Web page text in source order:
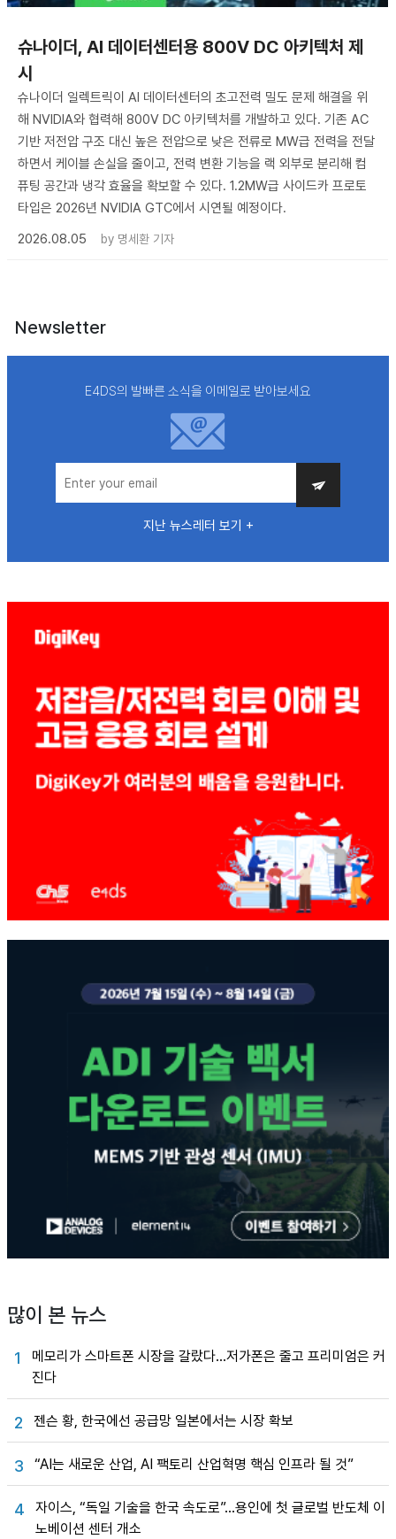
슈나이더, AI 데이터센터용 800V DC 아키텍처 제
시
슈나이더 일렉트릭이 AI 데이터센터의 초고전력 밀도 문제 해결을 위
해 NVIDIA와 협력해 800V DC 아키텍처를 개발하고 있다. 기존 AC
기반 저전압 구조 대신 높은 전압으로 낮은 전류로 MW급 전력을 전달
하면서 케이블 손실을 줄이고, 전력 변환 기능을 랙 외부로 분리해 컴
퓨팅 공간과 냉각 효율을 확보할 수 있다. 1.2MW급 사이드카 프로토
타입은 2026년 NVIDIA GTC에서 시연될 예정이다.
2026.08.05
by 명세환 기자
Newsletter
E4DS의 발빠른 소식을 이메일로 받아보세요
지난 뉴스레터 보기 +
많이 본 뉴스
1
메모리가 스마트폰 시장을 갈랐다…저가폰은 줄고 프리미엄은 커
진다
2 젠슨 황, 한국에선 공급망 일본에서는 시장 확보
3 “AI는 새로운 산업, AI 팩토리 산업혁명 핵심 인프라 될 것”
4
자이스, “독일 기술을 한국 속도로”…용인에 첫 글로벌 반도체 이
노베이션 센터 개소